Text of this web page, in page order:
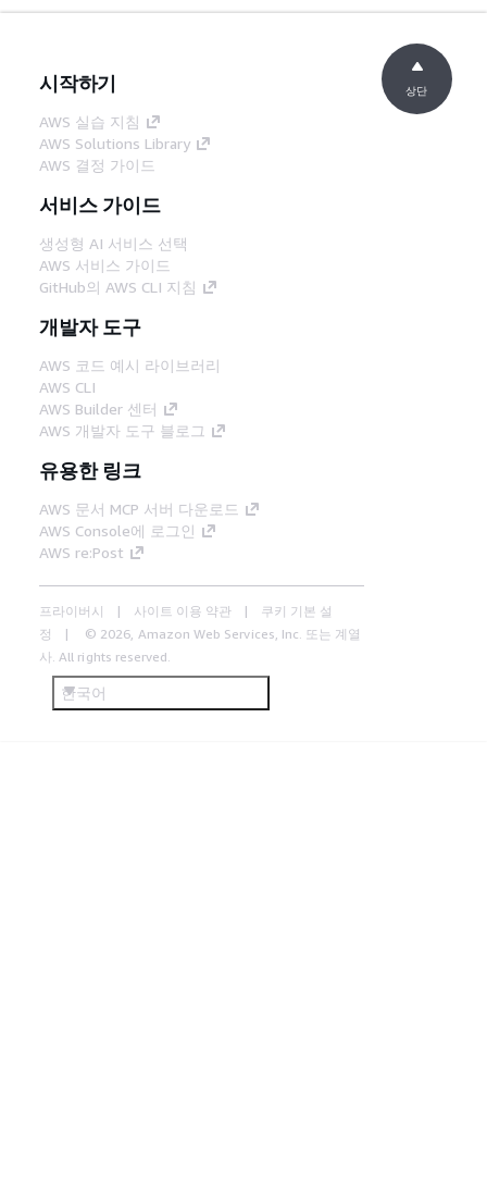
시작하기
AWS 실습 지침
AWS Solutions Library
AWS 결정 가이드
서비스 가이드
생성형 AI 서비스 선택
AWS 서비스 가이드
GitHub의 AWS CLI 지침
개발자 도구
AWS 코드 예시 라이브러리
AWS CLI
AWS Builder 센터
AWS 개발자 도구 블로그
유용한 링크
AWS 문서 MCP 서버 다운로드
AWS Console에 로그인
AWS re:Post
프라이버시 사이트 이용 약관
쿠키 기본 설
정
© 2026, Amazon Web Services, Inc. 또는 계열
사. All rights reserved.
한국어
상단